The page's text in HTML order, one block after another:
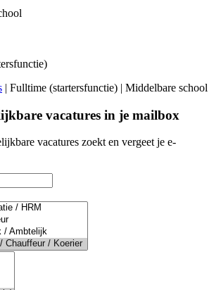
| Fulltime (startersfunctie) | Middelbare school
vacatures in je mailbox
vacatures zoekt en vergeet je e-